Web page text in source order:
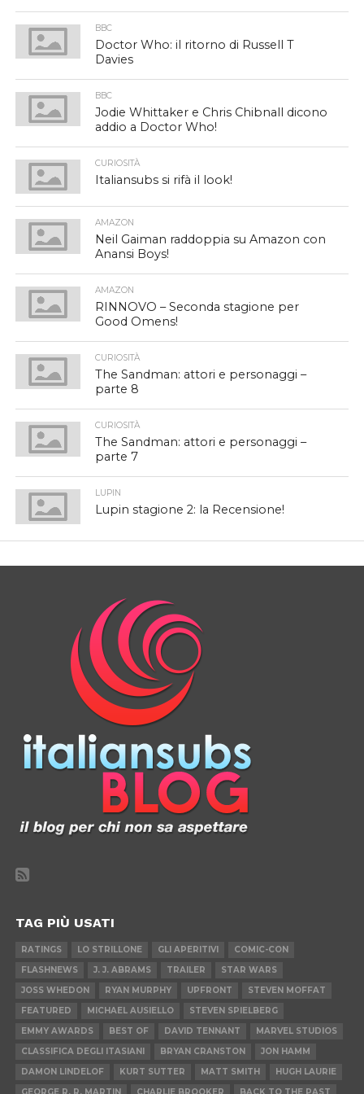
BBC
Doctor Who: il ritorno di Russell T
Davies
BBC
Jodie Whittaker e Chris Chibnall dicono
addio a Doctor Who!
CURIOSITÀ
Italiansubs si rifà il look!
AMAZON
Neil Gaiman raddoppia su Amazon con
Anansi Boys!
AMAZON
RINNOVO – Seconda stagione per
Good Omens!
CURIOSITÀ
The Sandman: attori e personaggi –
parte 8
CURIOSITÀ
The Sandman: attori e personaggi –
parte 7
LUPIN
Lupin stagione 2: la Recensione!
TAG PIÙ USATI
RATINGS LO STRILLONE GLI APERITIVI
COMIC-CON
FLASHNEWS
J. J. ABRAMS TRAILER
STAR WARS
JOSS WHEDON
RYAN MURPHY UPFRONT
STEVEN MOFFAT
FEATURED
MICHAEL AUSIELLO
STEVEN SPIELBERG
EMMY AWARDS
BEST OF DAVID TENNANT
MARVEL STUDIOS
CLASSIFICA DEGLI ITASIANI
BRYAN CRANSTON
JON HAMM
DAMON LINDELOF
KURT SUTTER MATT SMITH
HUGH LAURIE
GEORGE R. R. MARTIN
CHARLIE BROOKER BACK TO THE PAST